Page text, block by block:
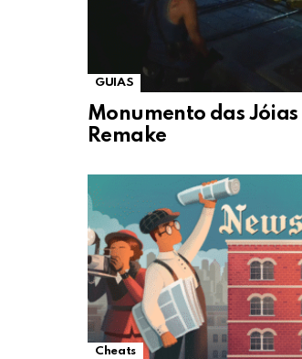
GUIAS
Monumento das Jóias
Remake
Cheats